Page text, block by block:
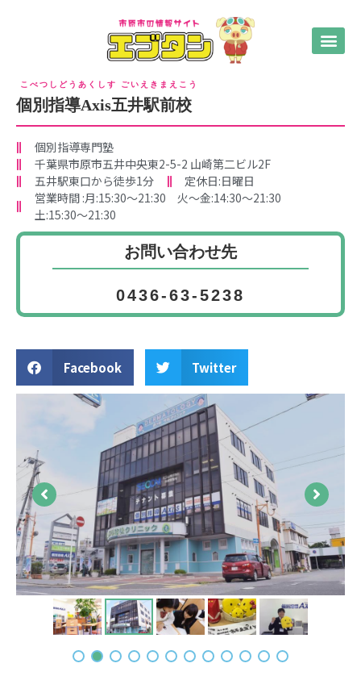
こべつしどうあくしす ごいえきまえこう
個別指導Axis五井駅前校
個別指導専門塾
千葉県市原市五井中央東2-5-2 山崎第二ビル2F
五井駅東口から徒歩1分
定休日:日曜日
営業時間 :月:15:30〜21:30 火〜金:14:30〜21:30
土:15:30〜21:30
お問い合わせ先
0436-63-5238
Facebook Twitter